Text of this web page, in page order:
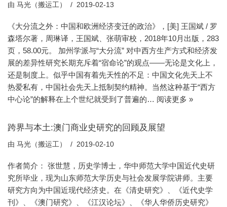
由 马光（搬运工） 2019-02-13
《大分流之外：中国和欧洲经济变迁的政治》，[美] 王国斌 / 罗
森塔尔著，周琳译，王国斌、张萌审校，2018年10月出版，283
页，58.00元。 加州学派与“大分流” 对中西方生产方式和经济发
展的差异性研究长期充斥着“宿命论”的观点——无论是文化上，
还是制度上。似乎中国有着先天性的不足：中国文化先天上不
热爱私有，中国社会先天上抵制契约精神。当然这种基于“西方
中心论”的解释在上个世纪就受到了普遍的… 阅读更多 »
跨界与本土:澳门商业史研究的回顾及展望
由 马光（搬运工） 2019-02-10
作者简介： 张世慧，历史学博士，华中师范大学中国近代史研
究所毕业，现为山东师范大学历史与社会发展学院讲师。主要
研究方向为中国近现代经济史。在《清史研究》、《近代史学
刊》、《澳门研究》、《江汉论坛》、《华人华侨历史研究》